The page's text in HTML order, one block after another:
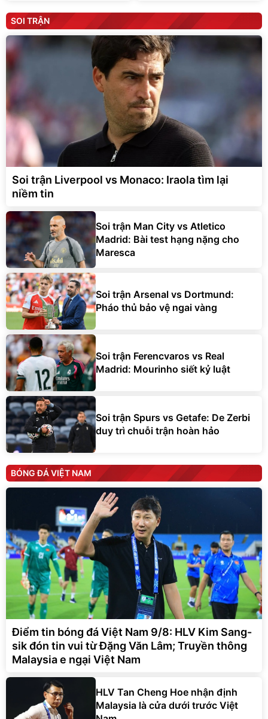
SOI TRẬN
Soi trận Liverpool vs Monaco: Iraola tìm lại
niềm tin
Soi trận Man City vs Atletico
Madrid: Bài test hạng nặng cho
Maresca
Soi trận Arsenal vs Dortmund:
Pháo thủ bảo vệ ngai vàng
Soi trận Ferencvaros vs Real
Madrid: Mourinho siết kỷ luật
Soi trận Spurs vs Getafe: De Zerbi
duy trì chuỗi trận hoàn hảo
BÓNG ĐÁ VIỆT NAM
Điểm tin bóng đá Việt Nam 9/8: HLV Kim Sang-
sik đón tin vui từ Đặng Văn Lâm; Truyền thông
Malaysia e ngại Việt Nam
HLV Tan Cheng Hoe nhận định
Malaysia là cửa dưới trước Việt